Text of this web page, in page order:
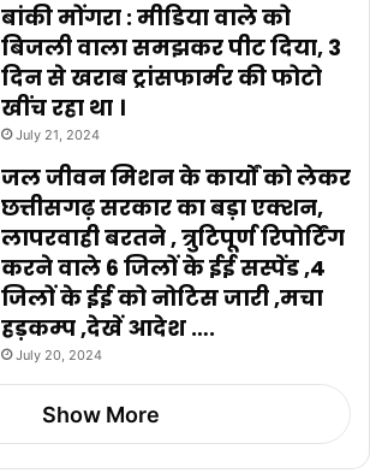
बांकी मोंगरा : मीडिया वाले को
बिजली वाला समझकर पीट दिया, 3
दिन से खराब ट्रांसफार्मर की फोटो
खींच रहा था ।
July 21, 2024
जल जीवन मिशन के कार्यों को लेकर
छत्तीसगढ़ सरकार का बड़ा एक्शन,
लापरवाही बरतने , त्रुटिपूर्ण रिपोर्टिंग
करने वाले 6 जिलों के ईई सस्पेंड ,4
जिलों के ईई को नोटिस जारी ,मचा
हड़कम्प ,देखें आदेश ….
July 20, 2024
Show More